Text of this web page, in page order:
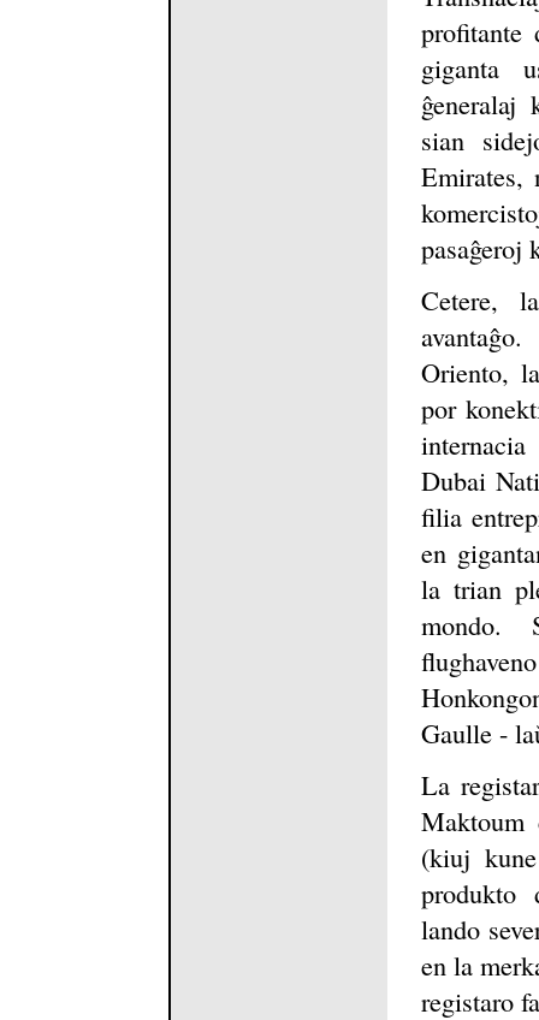
profitante
giganta
ĝeneralaj
sian
pasaĝeroj
Cetere,
Oriento,
por
Dubai
filia
en
la trian
mondo.
Gaulle -
La
Maktoum
(kiuj
produkto
lando
en la
registaro